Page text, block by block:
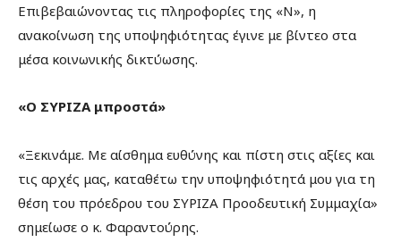
Επιβεβαιώνοντας τις πληροφορίες της «Ν», η
ανακοίνωση της υποψηφιότητας έγινε με βίντεο στα
μέσα κοινωνικής δικτύωσης.
«Ο ΣΥΡΙΖΑ μπροστά»
«Ξεκινάμε. Με αίσθημα ευθύνης και πίστη στις αξίες και
τις αρχές μας, καταθέτω την υποψηφιότητά μου για τη
θέση του πρόεδρου του ΣΥΡΙΖΑ Προοδευτική Συμμαχία»
σημείωσε ο κ. Φαραντούρης.